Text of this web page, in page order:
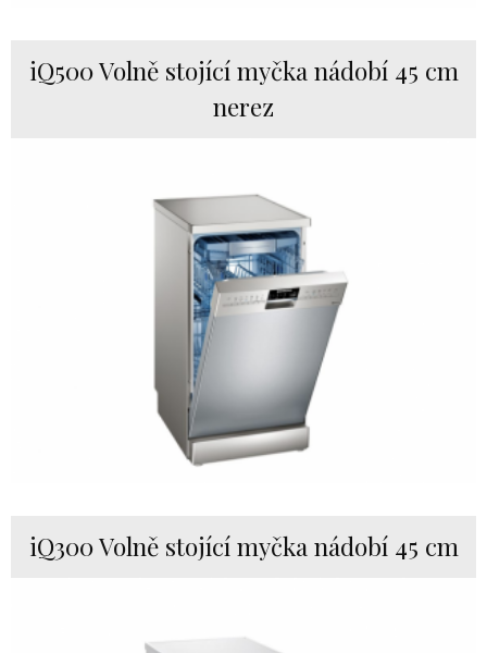
iQ500 Volně stojící myčka nádobí 45 cm
nerez
iQ300 Volně stojící myčka nádobí 45 cm